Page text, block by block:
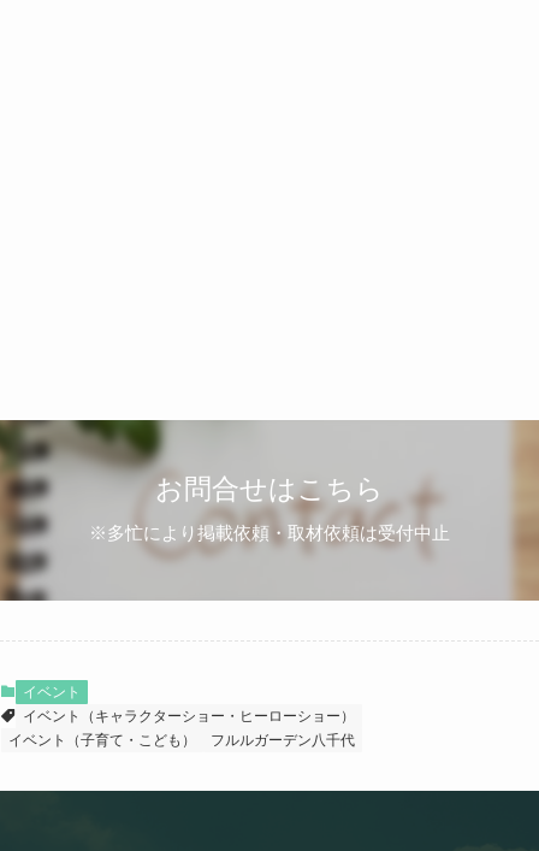
お問合せはこちら
※多忙により掲載依頼・取材依頼は受付中止
イベント
イベント（キャラクターショー・ヒーローショー）
イベント（子育て・こども）
フルルガーデン八千代